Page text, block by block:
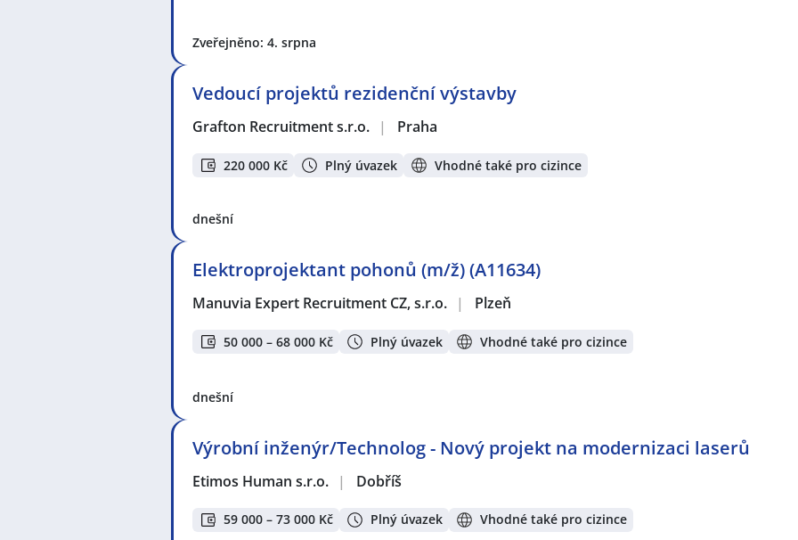
Zveřejněno: 4. srpna
Vedoucí projektů rezidenční výstavby
Grafton Recruitment s.r.o. | Praha
220 000 Kč Plný úvazek Vhodné také pro cizince
dnešní
Elektroprojektant pohonů (m/ž) (A11634)
Manuvia Expert Recruitment CZ, s.r.o. | Plzeň
50 000 – 68 000 Kč Plný úvazek Vhodné také pro cizince
dnešní
Výrobní inženýr/Technolog - Nový projekt na modernizaci laserů
Etimos Human s.r.o. | Dobříš
59 000 – 73 000 Kč Plný úvazek Vhodné také pro cizince